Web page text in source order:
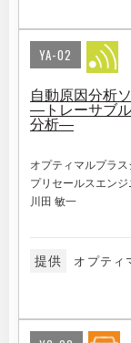
YA-02
自動原因分析
―トレーサブ
分析―
オプティマルプラス
プリセールスエンジ
川田 敏一
提供 オプティ